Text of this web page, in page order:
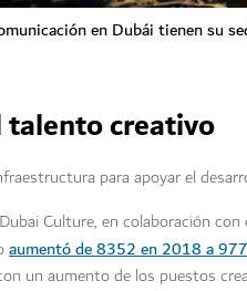
en Dubái tienen su
creativo
para apoyar el
Culture, en colaboración
aumentó de 8352 en 2018 a
un aumento de los puestos